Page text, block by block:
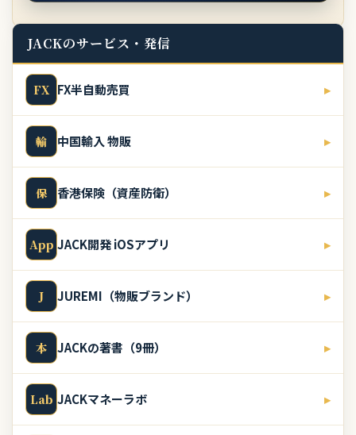
JACKのサービス・発信
FX FX半自動売買 ▸
輸 中国輸入 物販 ▸
保 香港保険（資産防衛） ▸
App JACK開発 iOSアプリ ▸
J JUREMI（物販ブランド） ▸
本 JACKの著書（9冊） ▸
Lab JACKマネーラボ ▸